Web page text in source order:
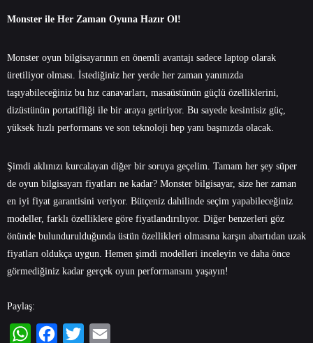
Monster ile Her Zaman Oyuna Hazır Ol!
Monster oyun bilgisayarının en önemli avantajı sadece laptop olarak
üretiliyor olması. İstediğiniz her yerde her zaman yanınızda
taşıyabileceğiniz bu hız canavarları, masaüstünün güçlü özelliklerini,
dizüstünün portatifliği ile bir araya getiriyor. Bu sayede kesintisiz güç,
yüksek hızlı performans ve son teknoloji hep yanı başınızda olacak.
Şimdi aklınızı kurcalayan diğer bir soruya geçelim. Tamam her şey süper
de oyun bilgisayarı fiyatları ne kadar? Monster bilgisayar, size her zaman
en iyi fiyat garantisini veriyor. Bütçeniz dahilinde seçim yapabileceğiniz
modeller, farklı özelliklere göre fiyatlandırılıyor. Diğer benzerleri göz
önünde bulundurulduğunda üstün özellikleri olmasına karşın abartıdan uzak
fiyatları oldukça uygun. Hemen şimdi modelleri inceleyin ve daha önce
görmediğiniz kadar gerçek oyun performansını yaşayın!
Paylaş: